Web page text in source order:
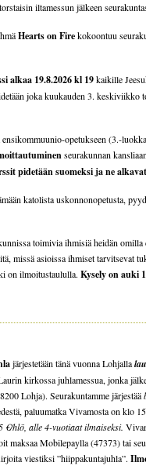
iltamessun jälkeen
Hearts on Firekokoontuu
alkaa 19.8.2026 kl 19kaikille
joka kuukauden 3. keskiviikko
opetukseen (3.-
seurakunnan
pidetään suomeksi ja ne
katolista uskonnonopetusta,
toimivia ihmisiä heidän
missä asioissa ihmiset tarvitsevat
on ilmoitustaululla. Kysely on auki
järjestetään tänä vuonna Lohjalla
kirkossa juhlamessua, jonka
Lohja). Seurakuntamme järjestää
paluumatka Vivamosta on klo
€/hlö, alle 4-vuotiaat ilmaiseksi.
maksaa Mobilepaylla (47373) tai
viestiksi ”hiippakuntajuhla”.